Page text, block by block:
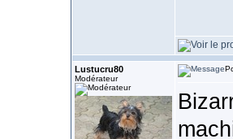
Lustucru80
Modérateur